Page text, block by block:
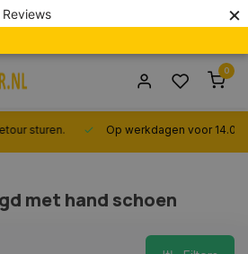
Reviews ×
0
Op werkdagen voor 14.00 uur
met hand schoen